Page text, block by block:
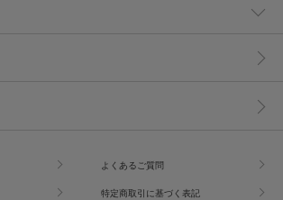
よくあるご質問
特定商取引に基づく表記